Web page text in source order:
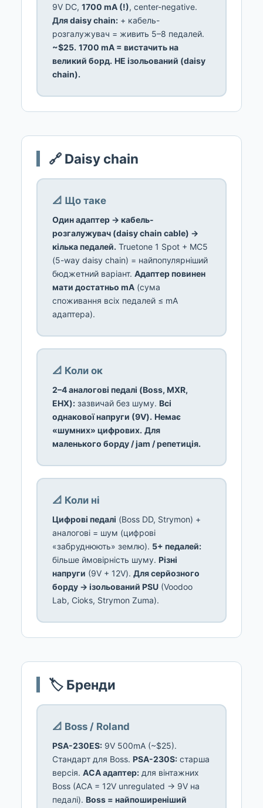
9V DC, 1700 mA (!), center-negative.
Для daisy chain: + кабель-
розгалужувач = живить 5–8 педалей.
~$25. 1700 mA = вистачить на
великий борд. НЕ ізольований (daisy
chain).
🔗 Daisy chain
📐 Що таке
Один адаптер → кабель-
розгалужувач (daisy chain cable) →
кілька педалей. Truetone 1 Spot + MC5
(5-way daisy chain) = найпопулярніший
бюджетний варіант. Адаптер повинен
мати достатньо mA (сума
споживання всіх педалей ≤ mA
адаптера).
📐 Коли ок
2–4 аналогові педалі (Boss, MXR,
EHX): зазвичай без шуму. Всі
однакової напруги (9V). Немає
«шумних» цифрових. Для
маленького борду / jam / репетиція.
📐 Коли ні
Цифрові педалі (Boss DD, Strymon) +
аналогові = шум (цифрові
«забруднюють» землю). 5+ педалей:
більше ймовірність шуму. Різні
напруги (9V + 12V). Для серйозного
борду → ізольований PSU (Voodoo
Lab, Cioks, Strymon Zuma).
🏷️ Бренди
📐 Boss / Roland
PSA-230ES: 9V 500mA (~$25).
Стандарт для Boss. PSA-230S: старша
версія. ACA адаптер: для вінтажних
Boss (ACA = 12V unregulated → 9V на
педалі). Boss = найпоширеніший